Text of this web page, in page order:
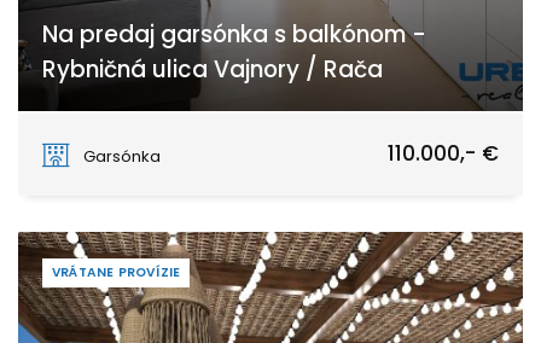
Na predaj garsónka s balkónom -
Rybničná ulica Vajnory / Rača
Garsónka
110.000,- €
VRÁTANE PROVÍZIE